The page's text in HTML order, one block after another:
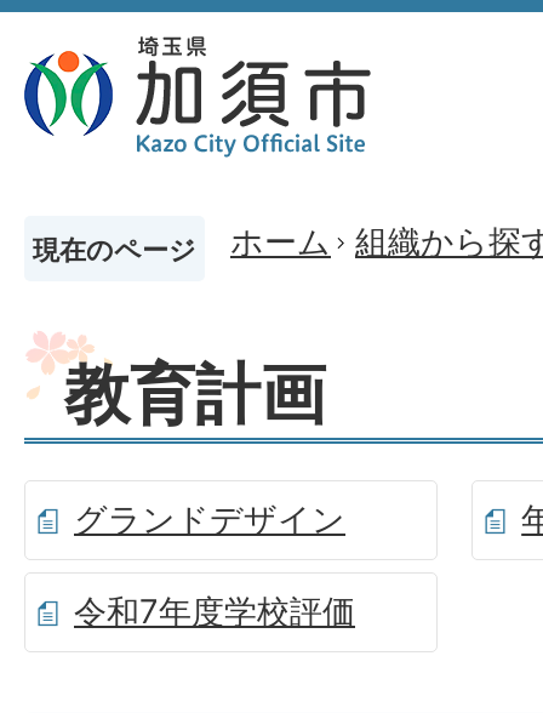
現在のページ ホーム 組織から探
教育計画
グランドデザイン
令和7年度学校評価